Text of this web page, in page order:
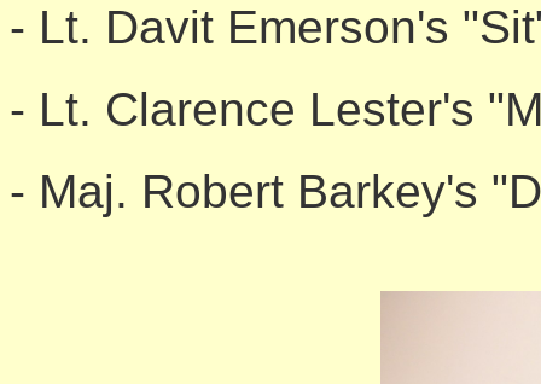
- Lt. Davit Emerson's
- Lt. Clarence Lester's
- Maj. Robert Barkey's